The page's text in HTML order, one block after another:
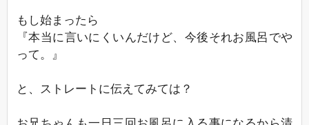
もし始まったら
『本当に言いにくいんだけど、今後それお風呂でや
って。』
と、ストレートに伝えてみては？